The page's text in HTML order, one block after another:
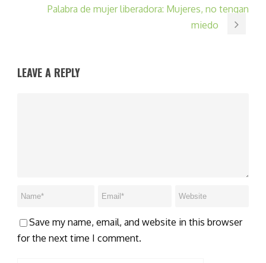
Palabra de mujer liberadora: Mujeres, no tengan
miedo
LEAVE A REPLY
Save my name, email, and website in this browser
for the next time I comment.